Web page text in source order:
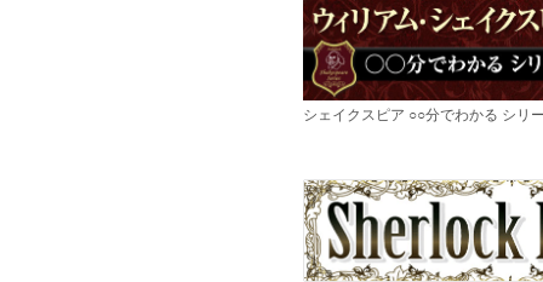
シェイクスピア ○○分でわかる シリ